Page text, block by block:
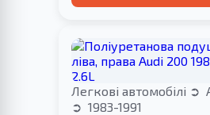
Легкові автомобілі
1983-1991